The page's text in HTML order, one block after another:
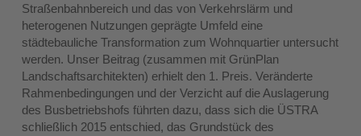
Straßenbahnbereich und das von Verkehrslärm und
heterogenen Nutzungen geprägte Umfeld eine
städtebauliche Transformation zum Wohnquartier untersucht
werden. Unser Beitrag (zusammen mit GrünPlan
Landschaftsarchitekten) erhielt den 1. Preis. Veränderte
Rahmenbedingungen und der Verzicht auf die Auslagerung
des Busbetriebshofs führten dazu, dass sich die ÜSTRA
schließlich 2015 entschied, das Grundstück des